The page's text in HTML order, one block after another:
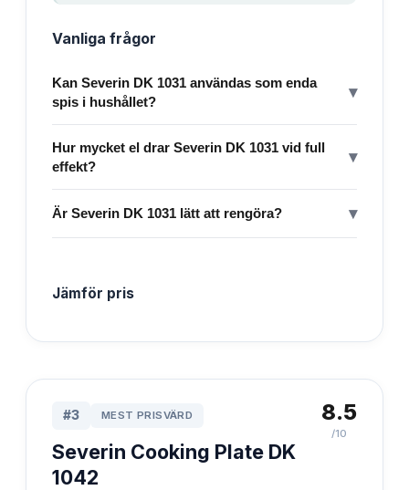
Vanliga frågor
Kan Severin DK 1031 användas som enda
spis i hushållet?
▾
Hur mycket el drar Severin DK 1031 vid full
effekt?
▾
Är Severin DK 1031 lätt att rengöra? ▾
Jämför pris
#3 MEST PRISVÄRD
Severin Cooking Plate DK
1042
8.5
/10